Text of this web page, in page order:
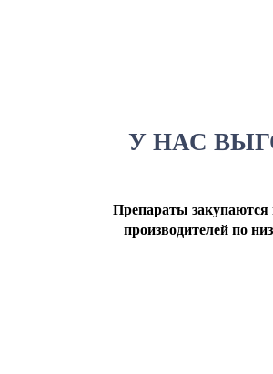
У НАС
Препараты
производителей по